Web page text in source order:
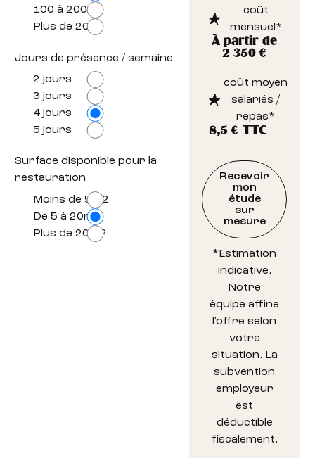
100 à 200
Plus de 200
Jours de présence / semaine
2 jours
3 jours
4 jours
5 jours
Surface disponible pour la
restauration
Moins de 5m2
De 5 à 20m2
Plus de 20m2
coût
mensuel*
À partir de
2 350 €
coût moyen
salariés /
repas*
8,5 € TTC
Recevoir
mon
étude
sur
mesure
*Estimation
indicative.
Notre
équipe affine
l'offre selon
votre
situation. La
subvention
employeur
est
déductible
fiscalement.